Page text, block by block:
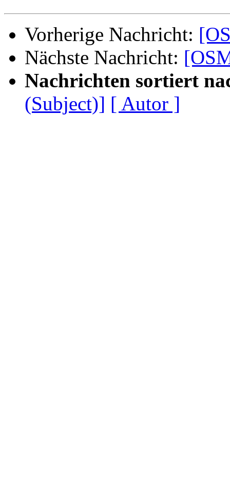
Vorherige Nachricht:
Nächste Nachricht:
Nachrichten sortiert
(Subject)] [ Autor ]